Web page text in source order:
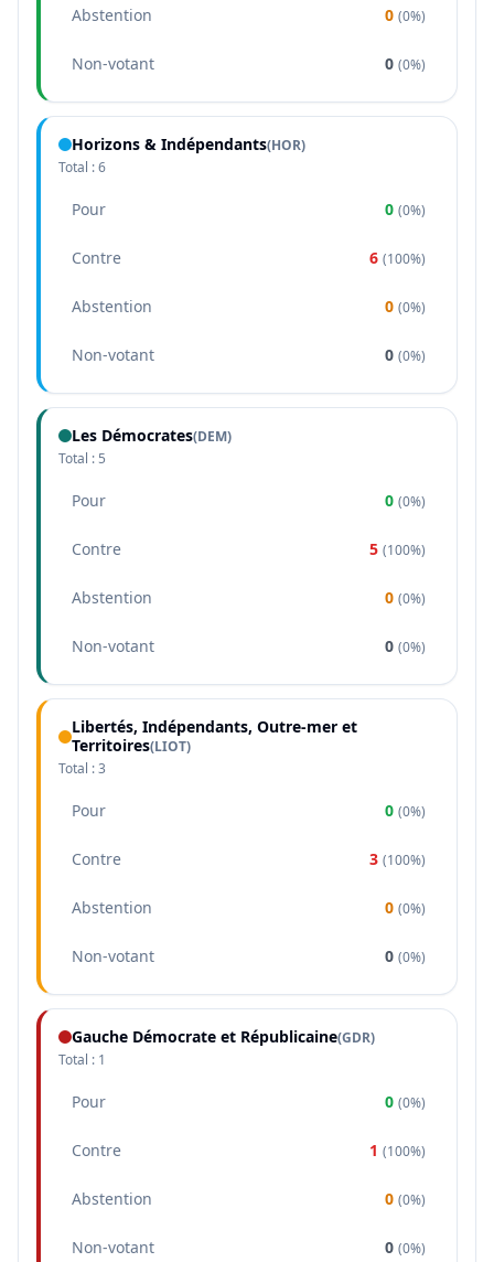
Abstention 0 (0%)
Non-votant 0 (0%)
Horizons & Indépendants(HOR)
Total :6
Pour 0 (0%)
Contre 6 (100%)
Abstention 0 (0%)
Non-votant 0 (0%)
Les Démocrates(DEM)
Total : 5
Pour 0 (0%)
Contre 5 (100%)
Abstention 0 (0%)
Non-votant 0 (0%)
Libertés, Indépendants, Outre-mer et
Territoires(LIOT)
Total :3
Pour 0 (0%)
Contre 3 (100%)
Abstention 0 (0%)
Non-votant 0 (0%)
Gauche Démocrate et Républicaine(GDR)
Total : 1
Pour 0 (0%)
Contre 1 (100%)
Abstention 0 (0%)
Non-votant 0 (0%)